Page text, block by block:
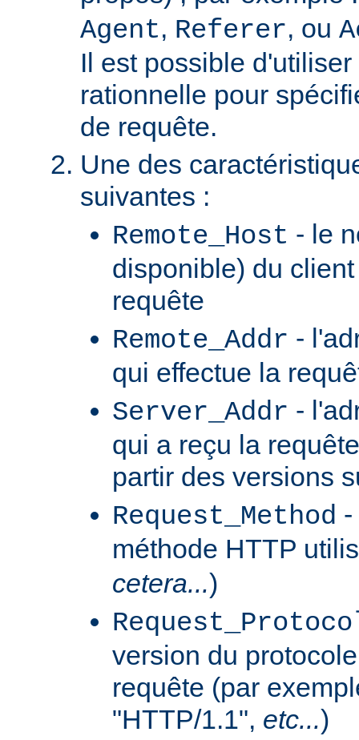
Agent, Referer, ou
Il est possible
rationnelle pour
de requête.
Une des
suivantes :
Remote_Host - le
disponible) du
requête
Remote_Addr -
qui effectue la
Server_Addr -
qui a reçu la
partir des versions
Request_Method
méthode HTTP
cetera...)
version du
requête (par
"HTTP/1.1", etc...)